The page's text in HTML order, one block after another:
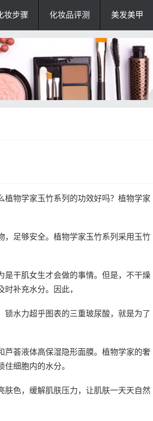
妆步骤 化妆品评测 美发美甲
物学家玉竹系列的功效好吗？植物学家
，足够安全。植物学家玉竹系列采用玉竹
是干肌女生才会做的事情。但是，不干燥
补充水分。因此，
水力超乎图表的三重玻尿酸，就是为了
芦荟液体高保湿隐形面膜。植物学家的奢
细胞内的水分。
肤色，缓解肌肤压力，让肌肤一天天自然